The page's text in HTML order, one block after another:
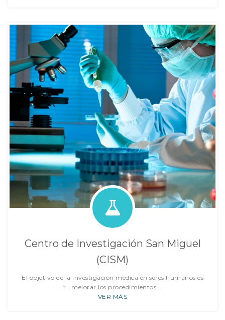
Centro de Investigación San Miguel
(CISM)
El objetivo de la investigación médica en seres humanos es
“...mejorar los procedimientos...
VER MÁS